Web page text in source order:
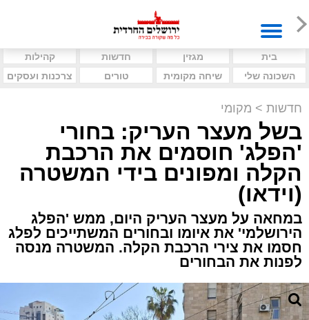
בית מגזין חדשות
קהילות
השכונה שלי
שיחה מקומית טורים צרכנות ועסקים
חדשות > מקומי
בשל מעצר העריק: בחורי
'הפלג' חוסמים את הרכבת
הקלה ומפונים בידי המשטרה
(וידאו)
במחאה על מעצר העריק היום, ממש 'הפלג
הירושלמי' את איומו ובחורים המשתייכים לפלג
חסמו את צירי הרכבת הקלה. המשטרה מנסה
לפנות את הבחורים